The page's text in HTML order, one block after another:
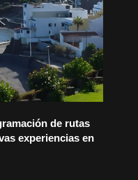
de rutas
experiencias en